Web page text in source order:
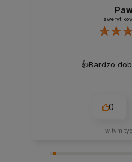
👍️Bardzo
0
w tym